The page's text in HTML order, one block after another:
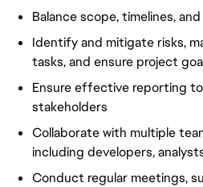
Balance scope, timelines,
Identify and mitigate risks,
tasks, and ensure project
Ensure effective reporting
stakeholders
Collaborate with multiple
including developers,
Conduct regular meetings,